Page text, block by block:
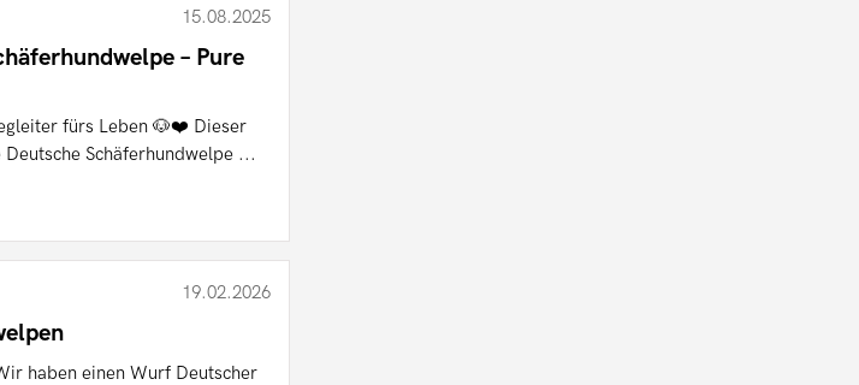
15.08.2025
– Pure
fürs Leben 🐶❤️ Dieser
Schäferhundwelpe ...
19.02.2026
haben einen Wurf Deutscher